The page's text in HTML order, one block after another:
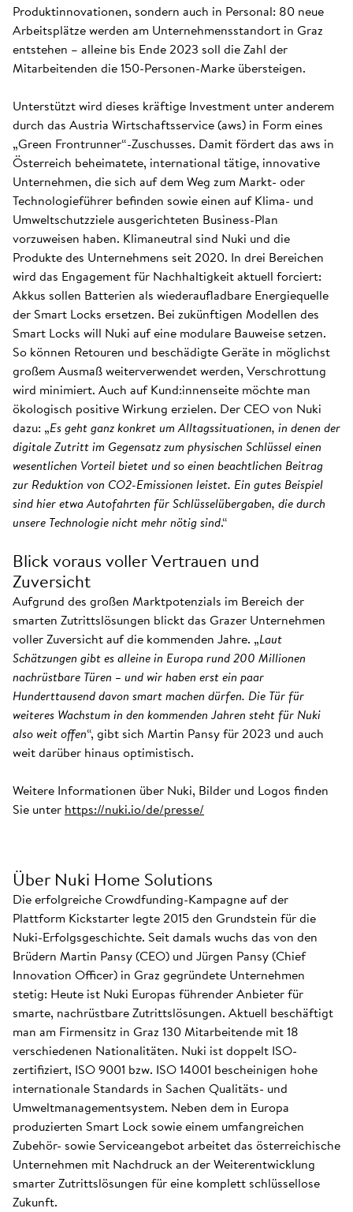
Produktinnovationen, sondern auch in Personal: 80 neue
Arbeitsplätze werden am Unternehmensstandort in Graz
entstehen – alleine bis Ende 2023 soll die Zahl der
Mitarbeitenden die 150-Personen-Marke übersteigen.
Unterstützt wird dieses kräftige Investment unter anderem
durch das Austria Wirtschaftsservice (aws) in Form eines
„Green Frontrunner“-Zuschusses. Damit fördert das aws in
Österreich beheimatete, international tätige, innovative
Unternehmen, die sich auf dem Weg zum Markt- oder
Technologieführer befinden sowie einen auf Klima- und
Umweltschutzziele ausgerichteten Business-Plan
vorzuweisen haben. Klimaneutral sind Nuki und die
Produkte des Unternehmens seit 2020. In drei Bereichen
wird das Engagement für Nachhaltigkeit aktuell forciert:
Akkus sollen Batterien als wiederaufladbare Energiequelle
der Smart Locks ersetzen. Bei zukünftigen Modellen des
Smart Locks will Nuki auf eine modulare Bauweise setzen.
So können Retouren und beschädigte Geräte in möglichst
großem Ausmaß weiterverwendet werden, Verschrottung
wird minimiert. Auch auf Kund:innenseite möchte man
ökologisch positive Wirkung erzielen. Der CEO von Nuki
dazu: „Es geht ganz konkret um Alltagssituationen, in denen der
digitale Zutritt im Gegensatz zum physischen Schlüssel einen
wesentlichen Vorteil bietet und so einen beachtlichen Beitrag
zur Reduktion von CO2-Emissionen leistet. Ein gutes Beispiel
sind hier etwa Autofahrten für Schlüsselübergaben, die durch
unsere Technologie nicht mehr nötig sind.“
Blick voraus voller Vertrauen und
Zuversicht
Aufgrund des großen Marktpotenzials im Bereich der
smarten Zutrittslösungen blickt das Grazer Unternehmen
voller Zuversicht auf die kommenden Jahre. „Laut
Schätzungen gibt es alleine in Europa rund 200 Millionen
nachrüstbare Türen – und wir haben erst ein paar
Hunderttausend davon smart machen dürfen. Die Tür für
weiteres Wachstum in den kommenden Jahren steht für Nuki
also weit offen“, gibt sich Martin Pansy für 2023 und auch
weit darüber hinaus optimistisch.
Weitere Informationen über Nuki, Bilder und Logos finden
Sie unter https://nuki.io/de/presse/
Über Nuki Home Solutions
Die erfolgreiche Crowdfunding-Kampagne auf der
Plattform Kickstarter legte 2015 den Grundstein für die
Nuki-Erfolgsgeschichte. Seit damals wuchs das von den
Brüdern Martin Pansy (CEO) und Jürgen Pansy (Chief
Innovation Officer) in Graz gegründete Unternehmen
stetig: Heute ist Nuki Europas führender Anbieter für
smarte, nachrüstbare Zutrittslösungen. Aktuell beschäftigt
man am Firmensitz in Graz 130 Mitarbeitende mit 18
verschiedenen Nationalitäten. Nuki ist doppelt ISO-
zertifiziert, ISO 9001 bzw. ISO 14001 bescheinigen hohe
internationale Standards in Sachen Qualitäts- und
Umweltmanagementsystem. Neben dem in Europa
produzierten Smart Lock sowie einem umfangreichen
Zubehör- sowie Serviceangebot arbeitet das österreichische
Unternehmen mit Nachdruck an der Weiterentwicklung
smarter Zutrittslösungen für eine komplett schlüssellose
Zukunft.